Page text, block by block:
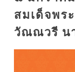
สมเด็จพร
วัณณวรี น